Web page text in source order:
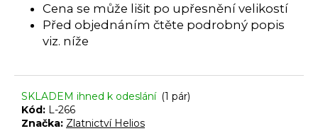
Cena se může lišit po upřesnění velikostí
Před objednáním čtěte podrobný popis
viz. níže
SKLADEM ihned k odeslání (1 pár)
Kód: L-266
Značka: Zlatnictví Helios
u
č
u